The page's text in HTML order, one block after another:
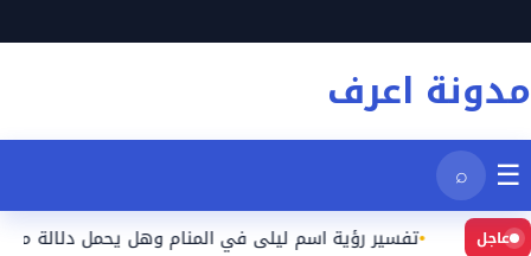
إلى
المحتوى
مدونة اعرف
☰
⌕
عاجل تفسير رؤية اسم ليلى في المنام وهل يحمل دلالة محددة؟